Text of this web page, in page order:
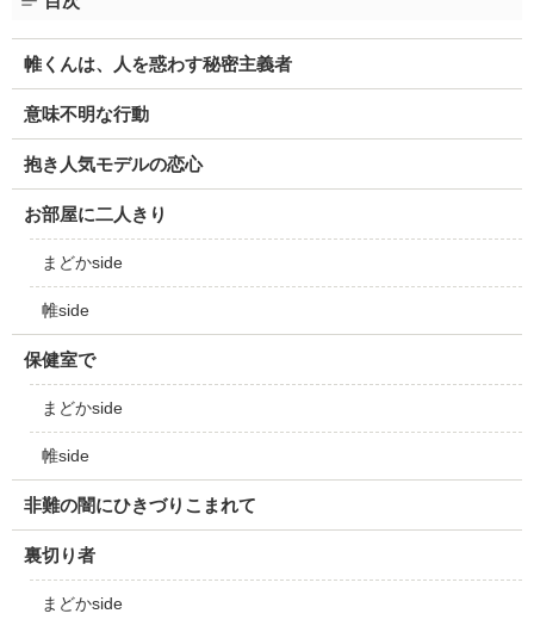
帷くんは、人を惑わす秘密主義者
意味不明な行動
抱き人気モデルの恋心
お部屋に二人きり
まどかside
帷side
保健室で
まどかside
帷side
非難の闇にひきづりこまれて
裏切り者
まどかside